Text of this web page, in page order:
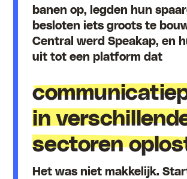
banen op, legden hun
besloten iets groots te
Central werd Speakap, en
uit tot een platform dat
in
sectoren
Het was niet makkelijk.